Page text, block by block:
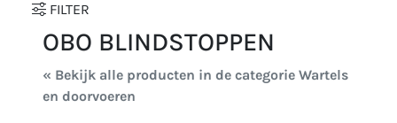
FILTER
OBO BLINDSTOPPEN
« Bekijk alle producten in de categorie Wartels
en doorvoeren